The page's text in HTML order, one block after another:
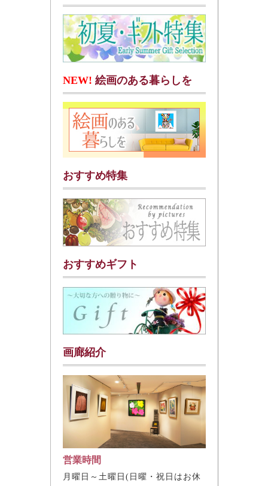
NEW! 絵画のある暮らしを
おすすめ特集
おすすめギフト
画廊紹介
営業時間
月曜日～土曜日(日曜・祝日はお休